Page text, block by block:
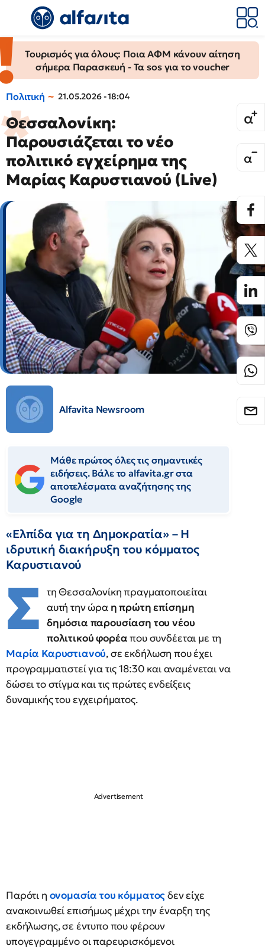
Τουρισμός για όλους: Ποια ΑΦΜ κάνουν αίτηση
σήμερα Παρασκευή - Τα sos για το voucher
Πολιτική 21.05.2026 - 18:04
Θεσσαλονίκη:
Παρουσιάζεται το νέο
πολιτικό εγχείρημα της
Μαρίας Καρυστιανού (Live)
Alfavita Newsroom
Μάθε πρώτος όλες τις σημαντικές
ειδήσεις. Βάλε το alfavita.gr στα
αποτελέσματα αναζήτησης της
Google
«Ελπίδα για τη Δημοκρατία» – Η
ιδρυτική διακήρυξη του κόμματος
Καρυστιανού
Σ τη Θεσσαλονίκη πραγματοποιείται
αυτή την ώρα η πρώτη επίσημη
δημόσια παρουσίαση του νέου
πολιτικού φορέαπου συνδέεται με τη
Μαρία Καρυστιανού, σε εκδήλωση που έχει
προγραμματιστεί για τις 18:30 και αναμένεται να
δώσει το στίγμα και τις πρώτες ενδείξεις
δυναμικής του εγχειρήματος.
Παρότι η ονομασία του κόμματοςδεν είχε
ανακοινωθεί επισήμως μέχρι την έναρξη της
εκδήλωσης, σε έντυπο που φέρουν
υπογεγραμμένο οι παρευρισκόμενοι